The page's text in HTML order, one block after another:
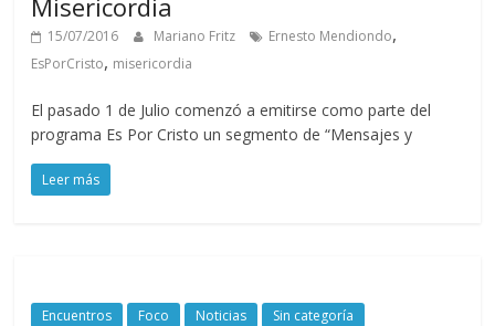
15/07/2016 Mariano Fritz Ernesto Mendiondo,
EsPorCristo, misericordia
El pasado 1 de Julio comenzó a emitirse como parte del
programa Es Por Cristo un segmento de “Mensajes y
Leer más
Encuentros Foco Noticias Sin categoría